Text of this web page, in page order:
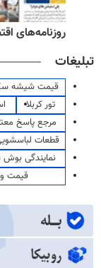
روزنامه‌های اقتصادی
تبلیغات
قیمت شیشه
تور کربلا
مرجع پاسخ
قطعات
نمایندگی بوش
قیمت